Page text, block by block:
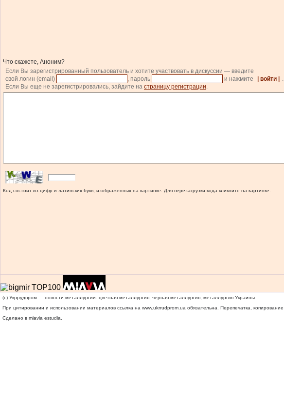
Что скажете, Аноним?
Если Вы зарегистрированный пользователь и хотите участвовать в дискуссии — введите
свой логин (email)
, пароль и нажмите | войти |
.
Если Вы еще не зарегистрировались, зайдите на страницу регистрации.
Код состоит из цифр и латинских букв, изображенных на картинке. Для перезагрузки кода кликните на картинке.
(c) Укррудпром — новости металлургии: цветная металлургия, черная металлургия, металлургия Украины
При цитировании и использовании материалов ссылка на www.ukrrudprom.ua обязательна. Перепечатка,
Сделано в miavia estudia.